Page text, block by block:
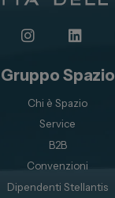
Gruppo Spazio
Chi è Spazio
Service
B2B
Convenzioni
Dipendenti Stellantis